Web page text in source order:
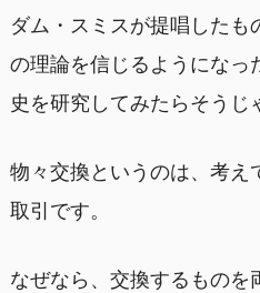
ダム・スミスが提唱したも
の理論を信じるようになっ
史を研究してみたらそうじ
物々交換というのは、考え
取引です。
なぜなら、交換するものを